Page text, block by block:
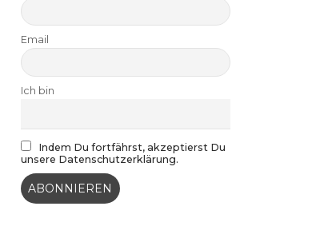
Email
Ich bin
Indem Du fortfährst, akzeptierst Du
unsere Datenschutzerklärung.